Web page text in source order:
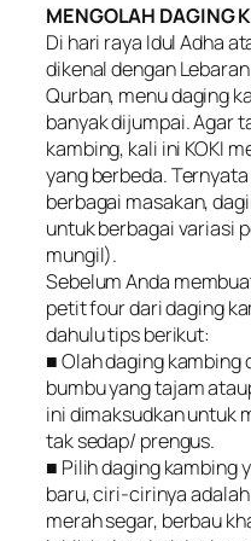
MENGOLAH DAGING
Di hari raya Idul Adha
dikenal dengan
Qurban, menu daging
banyak dijumpai. Agar
kambing, kali ini KOKI
yang berbeda.
berbagai masakan,
untuk berbagai variasi
mungil).
Sebelum Anda
petit four dari daging
dahulu tips berikut:
■ Olah daging
bumbu yang tajam
ini dimaksudkan untuk
tak sedap/ prengus.
■ Pilih daging kambing
baru, ciri-cirinya
merah segar, berbau